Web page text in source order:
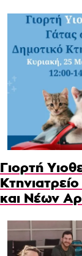
Γιορτή
και Νέων